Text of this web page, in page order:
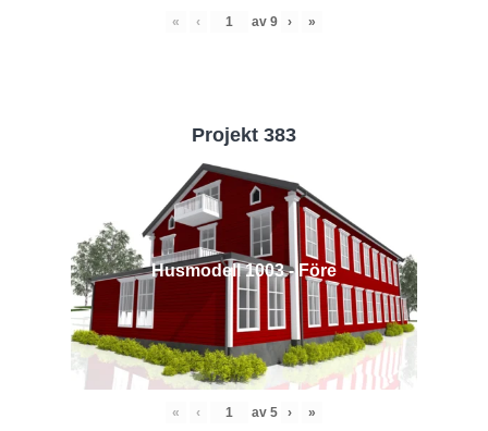
« ‹ av 9 › »
Projekt 383
Husmodell 1003 - Före
« ‹ av 5 › »